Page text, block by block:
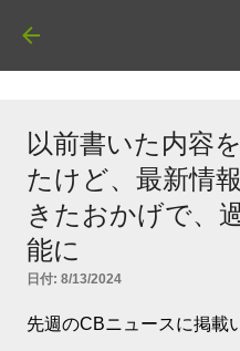
以前書いた内容
たけど、最新情
きたおかげで、
能に
日付: 8/13/2024
先週のCBニュースに掲載